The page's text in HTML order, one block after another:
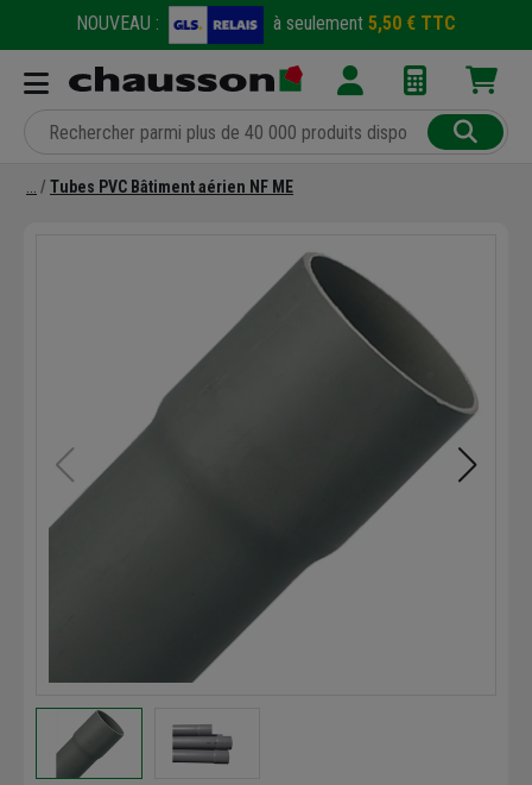
NOUVEAU : à seulement 5,50 € TTC
Tubes PVC Bâtiment aérien NF ME